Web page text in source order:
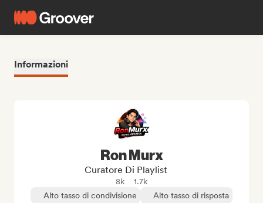
Informazioni
Ron Murx
Curatore Di Playlist
8k
1.7k
Alto tasso di condivisione
Alto tasso di risposta